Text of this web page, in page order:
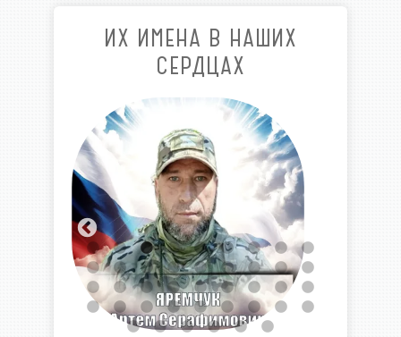
ИХ ИМЕНА В НАШИХ
СЕРДЦАХ